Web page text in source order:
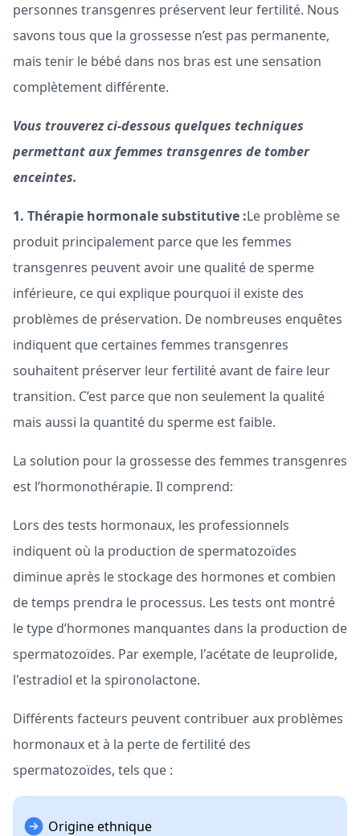
personnes transgenres préservent leur fertilité. Nous
savons tous que la grossesse n’est pas permanente,
mais tenir le bébé dans nos bras est une sensation
complètement différente.
Vous trouverez ci-dessous quelques techniques
permettant aux femmes transgenres de tomber
enceintes.
1. Thérapie hormonale substitutive :Le problème se
produit principalement parce que les femmes
transgenres peuvent avoir une qualité de sperme
inférieure, ce qui explique pourquoi il existe des
problèmes de préservation. De nombreuses enquêtes
indiquent que certaines femmes transgenres
souhaitent préserver leur fertilité avant de faire leur
transition. C’est parce que non seulement la qualité
mais aussi la quantité du sperme est faible.
La solution pour la grossesse des femmes transgenres
est l’hormonothérapie. Il comprend:
Lors des tests hormonaux, les professionnels
indiquent où la production de spermatozoïdes
diminue après le stockage des hormones et combien
de temps prendra le processus. Les tests ont montré
le type d’hormones manquantes dans la production de
spermatozoïdes. Par exemple, l'acétate de leuprolide,
l'estradiol et la spironolactone.
Différents facteurs peuvent contribuer aux problèmes
hormonaux et à la perte de fertilité des
spermatozoïdes, tels que :
Origine ethnique